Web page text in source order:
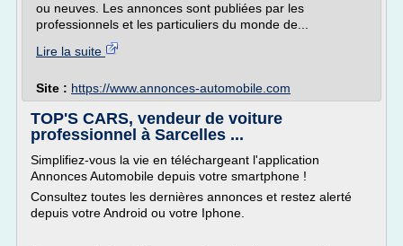
ou neuves. Les annonces sont publiées par les
professionnels et les particuliers du monde de...
Lire la suite
Site : https://www.annonces-automobile.com
TOP'S CARS, vendeur de voiture
professionnel à Sarcelles ...
Simplifiez-vous la vie en téléchargeant l'application
Annonces Automobile depuis votre smartphone !
Consultez toutes les dernières annonces et restez alerté
depuis votre Android ou votre Iphone.